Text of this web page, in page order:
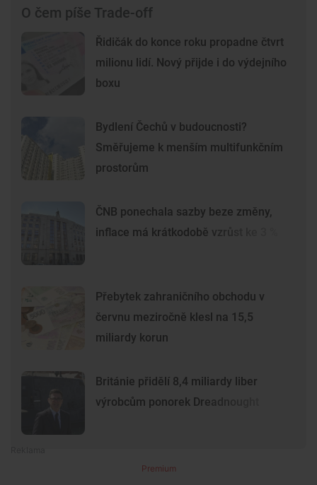
O čem píše Trade-off
Řidičák do konce roku propadne čtvrt
milionu lidí. Nový přijde i do výdejního
boxu
Bydlení Čechů v budoucnosti?
Směřujeme k menším multifunkčním
prostorům
ČNB ponechala sazby beze změny,
inflace má krátkodobě vzrůst ke 3 %
Přebytek zahraničního obchodu v
červnu meziročně klesl na 15,5
miliardy korun
Británie přidělí 8,4 miliardy liber
výrobcům ponorek Dreadnought
Premium